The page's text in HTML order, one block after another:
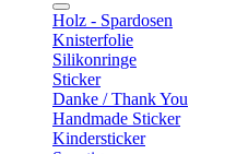
Holz - Spardosen
Knisterfolie
Silikonringe
Sticker
Danke / Thank You
Handmade Sticker
Kindersticker